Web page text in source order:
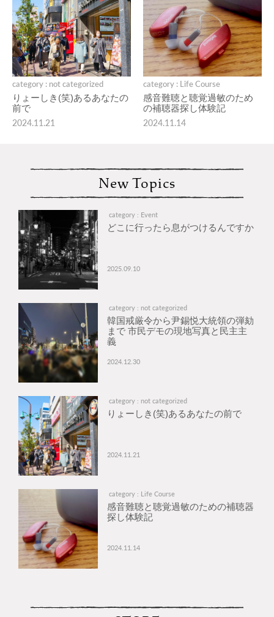
category : not categorized
りょーしき(笑)あるあなたの
前で
2024.11.21
category : Life Course
感音難聴と聴覚過敏のため
の補聴器探し体験記
2024.11.14
New Topics
category : Event
どこに行ったら息がつけるんですか
2025.09.10
category : not categorized
韓国戒厳令から尹錫悦大統領の弾劾
まで 市民デモの現地写真と民主主
義
2024.12.30
category : not categorized
りょーしき(笑)あるあなたの前で
2024.11.21
category : Life Course
感音難聴と聴覚過敏のための補聴器
探し体験記
2024.11.14